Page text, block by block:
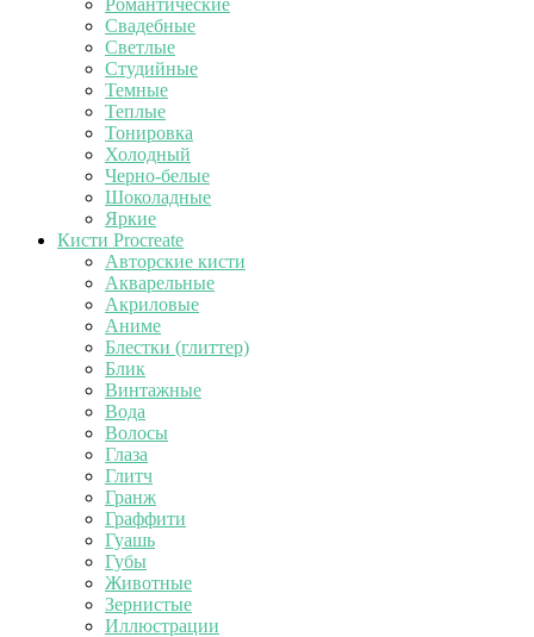
Романтические
Свадебные
Светлые
Студийные
Темные
Теплые
Тонировка
Холодный
Черно-белые
Шоколадные
Яркие
Кисти Procreate
Авторские кисти
Акварельные
Акриловые
Аниме
Блестки (глиттер)
Блик
Винтажные
Вода
Волосы
Глаза
Глитч
Гранж
Граффити
Гуашь
Губы
Животные
Зернистые
Иллюстрации